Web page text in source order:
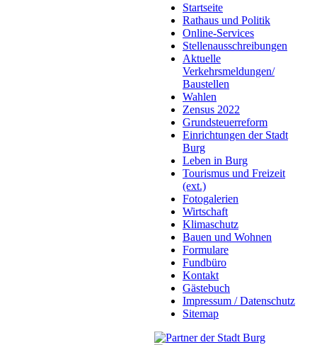
Startseite
Rathaus und Politik
Online-Services
Stellenausschreibungen
Aktuelle
Verkehrsmeldungen/
Baustellen
Wahlen
Zensus 2022
Grundsteuerreform
Einrichtungen der Stadt
Burg
Leben in Burg
Tourismus und Freizeit
(ext.)
Fotogalerien
Wirtschaft
Klimaschutz
Bauen und Wohnen
Formulare
Fundbüro
Kontakt
Gästebuch
Impressum / Datenschutz
Sitemap